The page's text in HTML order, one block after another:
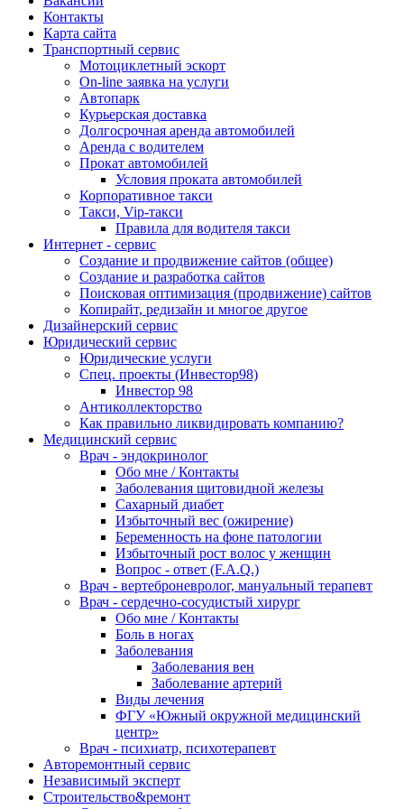
Контакты
Карта сайта
Транспортный сервис
Мотоциклетный эскорт
On-line заявка на услуги
Автопарк
Курьерская доставка
Долгосрочная аренда автомобилей
Аренда с водителем
Прокат автомобилей
Условия проката автомобилей
Корпоративное такси
Такси, Vip-такси
Правила для водителя такси
Интернет - сервис
Создание и продвижение сайтов (общее)
Создание и разработка сайтов
Поисковая оптимизация (продвижение) сайтов
Копирайт, редизайн и многое другое
Дизайнерский сервис
Юридический сервис
Юридические услуги
Спец. проекты (Инвестор98)
Инвестор 98
Антиколлекторство
Как правильно ликвидировать компанию?
Медицинский сервис
Врач - эндокринолог
Обо мне / Контакты
Заболевания щитовидной железы
Сахарный диабет
Избыточный вес (ожирение)
Беременность на фоне патологии
Избыточный рост волос у женщин
Вопрос - ответ (F.A.Q.)
Врач - вертеброневролог, мануальный терапевт
Врач - сердечно-сосудистый хирург
Обо мне / Контакты
Боль в ногах
Заболевания
Заболевания вен
Заболевание артерий
Виды лечения
ФГУ «Южный окружной медицинский
центр»
Врач - психиатр, психотерапевт
Авторемонтный сервис
Независимый эксперт
Строительство&ремонт